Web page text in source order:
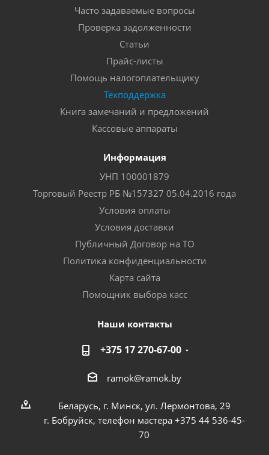
Часто задаваемые вопросы
Проверка задолженности
Статьи
Прайс-листы
Помощь налогоплательщику
Техподдержка
Книга замечаний и предложений
Кассовые аппараты
Информация
УНП 100001879
Торговый Реестр РБ №157327 05.04.2016 года
Условия оплаты
Условия доставки
Публичный Договор на ТО
Политика конфиденциальности
Карта сайта
Помощник выбора касс
Наши контакты
+375 17 270-67-00
ramok@ramok.by
Беларусь, г. Минск, ул. Лермонтова, 29
г. Бобруйск, телефон мастера +375 44 536-45-
70